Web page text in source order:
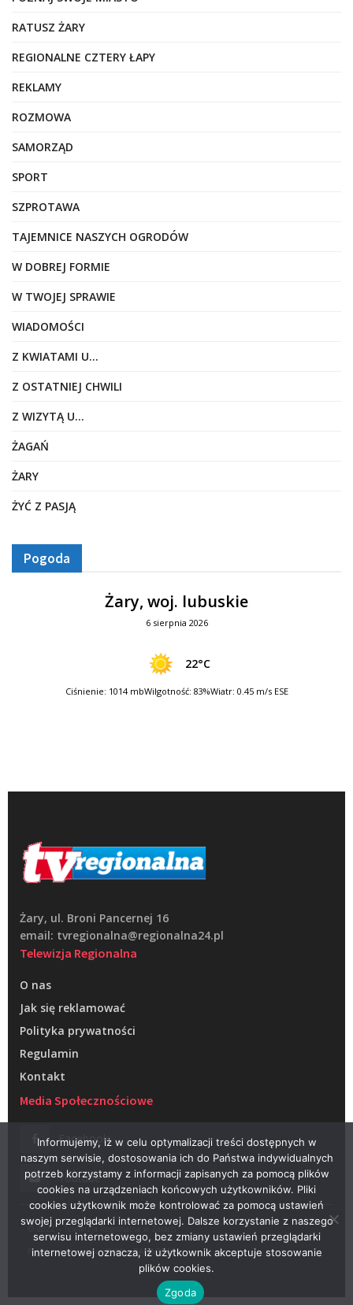
RATUSZ ŻARY
REGIONALNE CZTERY ŁAPY
REKLAMY
ROZMOWA
SAMORZĄD
SPORT
SZPROTAWA
TAJEMNICE NASZYCH OGRODÓW
W DOBREJ FORMIE
W TWOJEJ SPRAWIE
WIADOMOŚCI
Z KWIATAMI U…
Z OSTATNIEJ CHWILI
Z WIZYTĄ U…
ŻAGAŃ
ŻARY
ŻYĆ Z PASJĄ
Pogoda
Żary, woj. lubuskie
6 sierpnia 2026
22°C
Ciśnienie: 1014 mbWilgotność: 83%Wiatr: 0.45 m/s ESE
Żary, ul. Broni Pancernej 16
email: tvregionalna@regionalna24.pl
Telewizja Regionalna
O nas
Jak się reklamować
Polityka prywatności
Regulamin
Kontakt
Media Społecznościowe
Facebook
Youtube
© 2022 – Telewizja Regionalna w Żarach
Projektowanie stron WWW –RAGACOM
Informujemy, iż w celu optymalizacji treści dostępnych w
naszym serwisie, dostosowania ich do Państwa indywidualnych
potrzeb korzystamy z informacji zapisanych za pomocą plików
cookies na urządzeniach końcowych użytkowników. Pliki
cookies użytkownik może kontrolować za pomocą ustawień
swojej przeglądarki internetowej. Dalsze korzystanie z naszego
serwisu internetowego, bez zmiany ustawień przeglądarki
internetowej oznacza, iż użytkownik akceptuje stosowanie
plików cookies.
Zgoda